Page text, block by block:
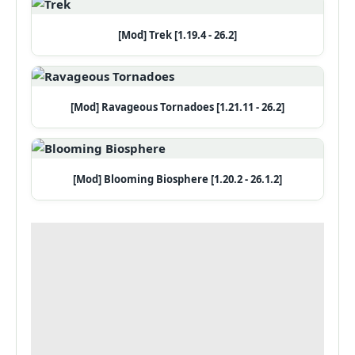
[Mod] Trek [1.19.4 - 26.2]
[Mod] Ravageous Tornadoes [1.21.11 - 26.2]
[Mod] Blooming Biosphere [1.20.2 - 26.1.2]